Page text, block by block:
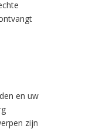
en uw
zijn